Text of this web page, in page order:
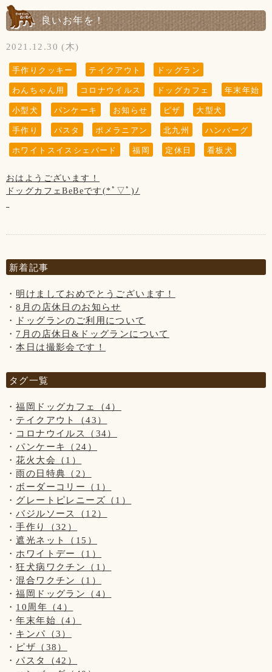
カフェにいない場合がございます。
お願いいたします。
【1月の店休日】
1日、2日はお正月休み
12日、19日、26日の木曜日、
第3水曜日の18日です
(↓こちらのお知らせは知らない方がまだいらっしゃいますの
で、暫く掲載させていただきます。)
当店の看板犬のsunちゃん(ポメラニアン)が
2021年2月19日に13歳で虹の橋を渡りました。
会いに来てくださる方がいらっしゃいますが、
私共としては大切な家族で、
ホームページなどの画面から
大変申し訳ございません。ご了承くださいませ※
い"の営業は行っておりませんので予めご了承下さいませ』
【お願い】
ドッグランはわんちゃんの遊ぶ所です。
お子様の遊ぶ所ではございません。
はご遠慮頂きますようお願い致します。
保護者の方はわんちゃんだけでなく、お子様からも目を離さ
ないようにお願い致します。
【新型コロナウイルス感染防止対策について】
新型コロナウイルス感染防止対策を行っております。
お客様の安全の為にもご協力をお願い致します。
◆お席からは必要最低限の移動(トイレやドッグランなど)以
外はご遠慮頂きます様お願い致します。
お客様同士(わんちゃんも含む)の距離ソーシャルディスタン
スを保って頂きますようお願い致します。
◆ご入店の際は、アルコール消毒とマスクの着用(お食事の時
以外)をお願い致します。
◆テイクアウトもございます！
◆ご入店の制限をさせて頂いております。(店内は4組様ま
で、テラスは3組様まで)
お客様、わんちゃんの安全を守るためですのでご了承くださ
良いお年を！
2021.12.30 (木)
手作りクッキー テイクアウト ドッグラン
わんちゃん用 コロナウイルス ドッグカフェ 年末年始
小型犬 パンケーキ お知らせ ピザ 大型犬
手作り パスタ ポメラニアン 北九州 ハンバーグ
ホワイトスイスシェパード 福岡 定休日 看板犬
おはようございます！
ドッグカフェBeBeです(*ﾟ▽ﾟ)ﾉ
今年もコロナに振り回された年になりましたが、
新年は3日(月)11:00～通常営業となります。
みなさま、良いお年をお迎え下さいませ✩°｡⋆⸜(* ॑꒳ ॑* )⸝
第3水曜日の15日、大晦日の31日です。
(↓こちらのお知らせは知らない方がまだいらっしゃいますの
で、暫く掲載させていただきます。)
※大変残念なお知らせですが、
当店の看板犬のsunちゃん(ポメラニアン)が
2021年2月19日に13歳で虹の橋を渡りました。
ホームページやFacebookなどを見てsunちゃんに
会いに来てくださる方がいらっしゃいますが、
私共としては大切な家族で、
ホームページなどの画面から
sunちゃんを消すという事は出来ません。
大変申し訳ございません。ご了承くださいませ※
『 当店は、看板犬と遊んだり、お散歩をするなどの"ふれあ
い"の営業は行っておりませんので予めご了承下さいませ』
【お願い】
新着記事
明けましておめでとうございます！
8月の店休日のお知らせ
ドッグランのご利用について
7月の店休日&ドッグランについて
本日は撮影会です！
タグ一覧
福岡ドッグカフェ（4）
テイクアウト（43）
コロナウイルス（34）
パンケーキ（24）
花火大会（1）
雨の日特典（2）
ボーダーコリー（1）
グレートピレニーズ（1）
バジルソース（12）
手作り（32）
遮光ネット（15）
ホワイトデー（1）
狂犬病ワクチン（1）
混合ワクチン（1）
福岡ドッグラン（4）
10周年（4）
年末年始（4）
キンパ（3）
ピザ（38）
パスタ（42）